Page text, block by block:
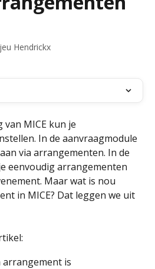
Hendrickx
MICE kun je
In de aanvraagmodule
via arrangementen. In de
eenvoudig arrangementen
Maar wat is nou
in MICE? Dat leggen we uit
arrangement is